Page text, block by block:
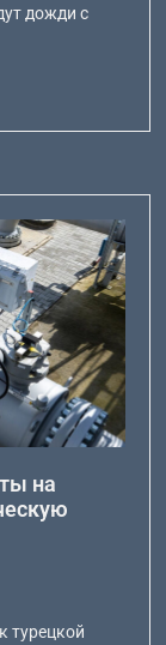
дожди с
на
турецкой